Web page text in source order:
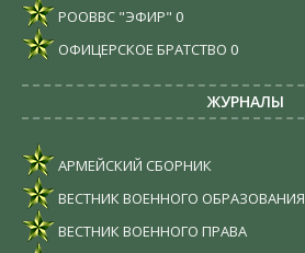
РООВВС "ЭФИР" 0
ОФИЦЕРСКОЕ БРАТСТВО 0
ЖУРНАЛЫ
АРМЕЙСКИЙ СБОРНИК
ВЕСТНИК ВОЕННОГО ОБРАЗОВАНИЯ
ВЕСТНИК ВОЕННОГО ПРАВА